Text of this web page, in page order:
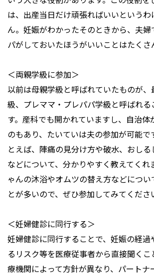
は、出産当日だけ頑張ればいいという
ん。妊娠がわかったそのときから、夫
パがしておいたほうがいいことはたくさ
＜両親学級に参加＞
以前は母親学級と呼ばれていたものが
級、プレママ・プレパパ学級と呼ばれる
す。産科でも開かれていますし、自治体
のもあり、たいていは夫の参加が可能で
とえば、陣痛の見分け方や破水、おし
などについて、分かりやすく教えてくれ
ゃんの沐浴やオムツの替え方などについ
とが多いので、ぜひ参加してみてくださ
＜妊婦健診に同行する＞
妊婦健診に同行することで、妊娠の経
るリスク等を医療従事者から直接聞く
療機関によって方針が異なり、パートナ